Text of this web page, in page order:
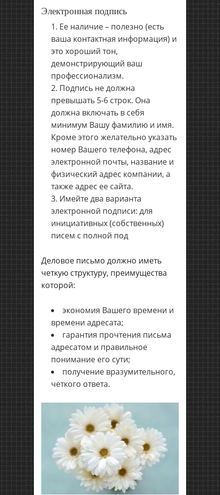
Электронная подпись
Ее наличие – полезно (есть
ваша контактная информация) и
это хороший тон,
демонстрирующий ваш
профессионализм.
Подпись не должна
превышать 5-6 строк. Она
должна включать в себя
минимум Вашу фамилию и имя.
Кроме этого желательно указать
номер Вашего телефона, адрес
электронной почты, название и
физический адрес компании, а
также адрес ее сайта.
Имейте два варианта
электронной подписи: для
инициативных (собственных)
писем с полной под
Деловое письмо должно иметь
четкую структуру, преимущества
которой:
экономия Вашего времени и
времени адресата;
гарантия прочтения письма
адресатом и правильное
понимание его сути;
получение вразумительного,
четкого ответа.